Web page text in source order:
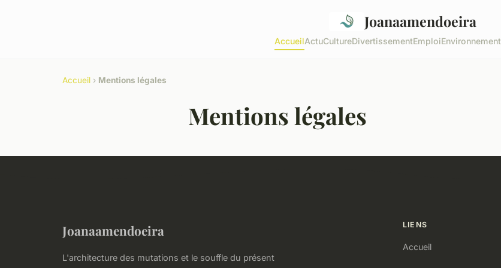
Joanaamendoeira
AccueilActuCultureDivertissementEmploiEnvironnement
Accueil › Mentions légales
Mentions légales
Joanaamendoeira
L'architecture des mutations et le souffle du présent
LIENS
Accueil